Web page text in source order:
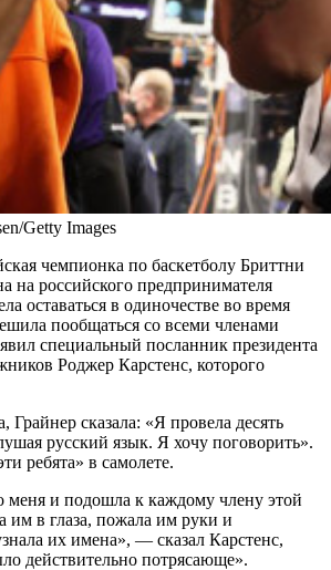
Getty Images
чемпионка по баскетболу Бриттни
на российского предпринимателя
оставаться в одиночестве во время
пообщаться со всеми членами
специальный посланник президента
Роджер Карстенс, которого
Грайнер сказала: «Я провела десять
русский язык. Я хочу поговорить».
ребята» в самолете.
и подошла к каждому члену этой
им в глаза, пожала им руки и
их имена», — сказал Карстенс,
действительно потрясающе».